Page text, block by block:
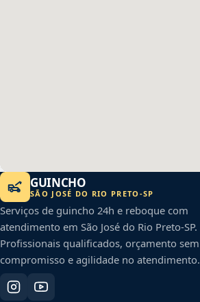
GUINCHO
SÃO JOSÉ DO RIO PRETO -SP
Serviços de guincho 24h e reboque com
atendimento em São José do Rio Preto-SP.
Profissionais qualificados, orçamento sem
compromisso e agilidade no atendimento.